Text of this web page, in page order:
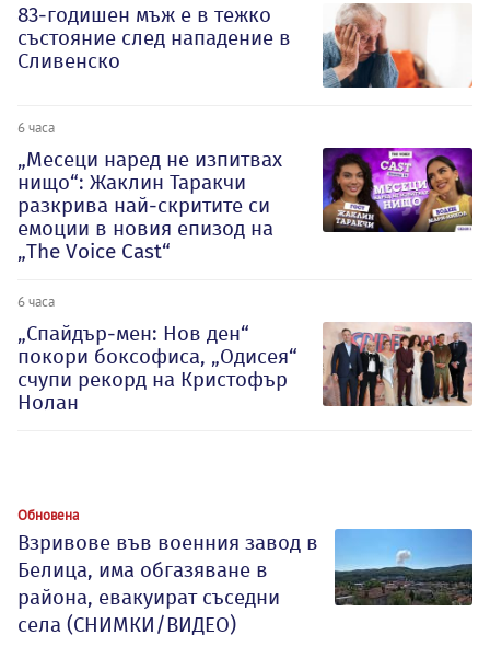
83-годишен мъж е в тежко
състояние след нападение в
Сливенско
6 часа
„Месеци наред не изпитвах
нищо“: Жаклин Таракчи
разкрива най-скритите си
емоции в новия епизод на
„The Voice Cast“
6 часа
„Спайдър-мен: Нов ден“
покори боксофиса, „Одисея“
счупи рекорд на Кристофър
Нолан
Обновена
Взривове във военния завод в
Белица, има обгазяване в
района, евакуират съседни
села (СНИМКИ/ВИДЕО)